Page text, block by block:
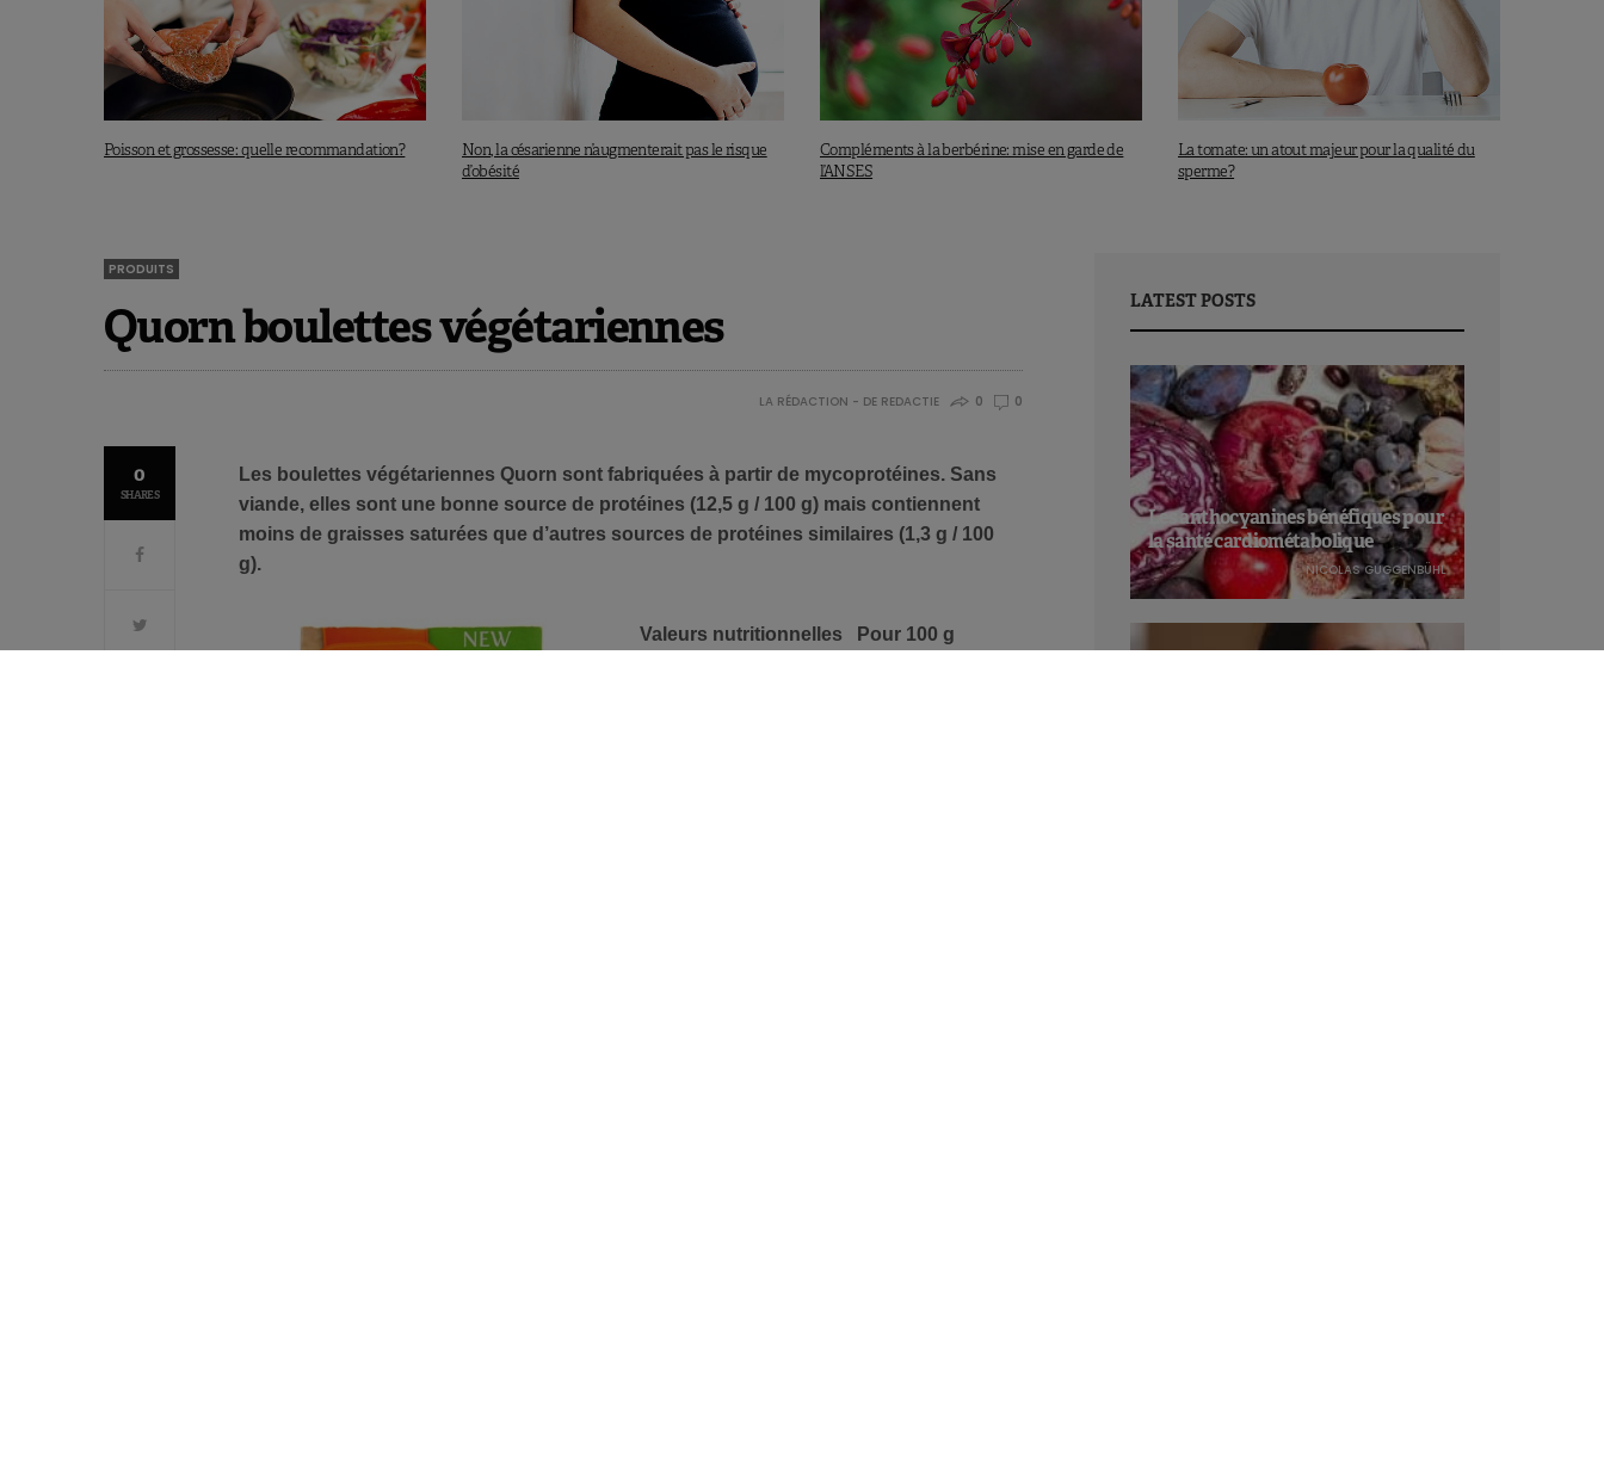
Poisson et grossesse: quelle recommandation?
Non, la césarienne n’augmenterait pas le risque
d’obésité
Compléments à la berbérine: mise en garde de
l’ANSES
La tomate: un atout majeur pour la qualité du
sperme?
PRODUITS
Quorn boulettes végétariennes
LA RÉDACTION - DE REDACTIE 0 0
0
SHARES
Les boulettes végétariennes Quorn sont fabriquées à partir de mycoprotéines. Sans
viande, elles sont une bonne source de protéines (12,5 g / 100 g) mais contiennent
moins de graisses saturées que d’autres sources de protéines similaires (1,3 g / 100
g).
Valeurs nutritionnelles Pour 100 g
LATEST POSTS
Les anthocyanines bénéfiques pour
la santé cardiométabolique
NICOLAS GUGGENBÜHL